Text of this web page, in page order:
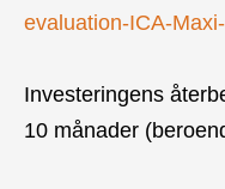
evaluation-ICA-
Investeringens
10 månader